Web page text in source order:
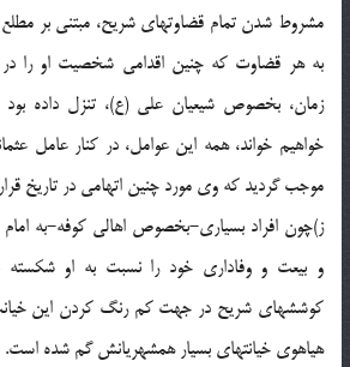
مشروط شدن تمام قضاوتهای شریح، مبتنی بر
به هر قضاوت که چنین اقدامی شخصیت او را
زمان، بخصوص شیعیان علی (ع)، تنزل داده
خواهیم خواند، همه این عوامل، در کنار عامل
موجب گردید که وی مورد چنین اتهامی در تاریخ
ز)چون افراد بسیاری-بخصوص اهالی کوفه-به
و بیعت و وفاداری خود را نسبت به او شکسته
کوششهای شریح در جهت کم رنگ کردن این
هیاهوی خیانتهای بسیار همشهریانش گم شده است.